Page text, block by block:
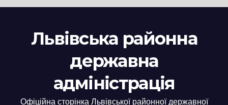
Львівська районна
державна
адміністрація
Офіційна сторінка Львівської районної державної